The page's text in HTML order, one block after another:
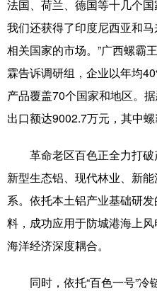
法国、荷兰、德国等十几个国
我们还获得了印度尼西亚和
相关国家的市场。”广西螺霸
霖告诉调研组，企业以年均
产品覆盖70个国家和地区。
出口额达9002.7万元，其中螺
革命老区百色正全力打破
新型生态铝、现代林业、新
系。依托本土铝产业基础研
料，成功应用于防城港海上
海洋经济深度耦合。
同时，依托“百色一号”冷